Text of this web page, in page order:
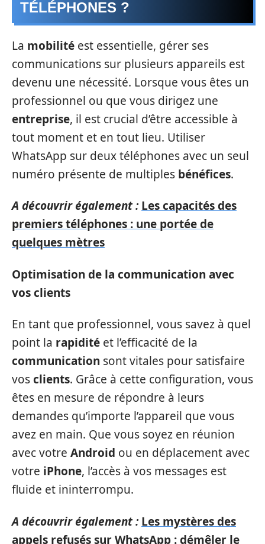
TÉLÉPHONES ?
La mobilité est essentielle, gérer ses
communications sur plusieurs appareils est
devenu une nécessité. Lorsque vous êtes un
professionnel ou que vous dirigez une
entreprise, il est crucial d’être accessible à
tout moment et en tout lieu. Utiliser
WhatsApp sur deux téléphones avec un seul
numéro présente de multiples bénéfices.
A découvrir également : Les capacités des
premiers téléphones : une portée de
quelques mètres
Optimisation de la communication avec
vos clients
En tant que professionnel, vous savez à quel
point la rapidité et l’efficacité de la
communication sont vitales pour satisfaire
vosclients. Grâce à cette configuration, vous
êtes en mesure de répondre à leurs
demandes qu’importe l’appareil que vous
avez en main. Que vous soyez en réunion
avec votre Android ou en déplacement avec
votre iPhone, l’accès à vos messages est
fluide et ininterrompu.
A découvrir également : Les mystères des
appels refusés sur WhatsApp : démêler le